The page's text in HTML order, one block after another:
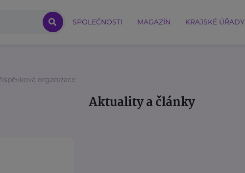
SPOLEČNOSTI MAGAZÍN KRAJSKÉ ÚŘADY
organizace
Aktuality a články